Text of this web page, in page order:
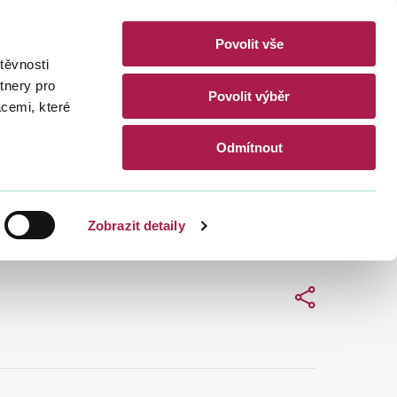
pro
které
Zobrazit detaily
Povolit vše
Povolit výběr
Odmítnout
CZ EN
Sdílet